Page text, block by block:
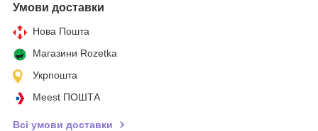
Умови доставки
Нова Пошта
Магазини Rozetka
Укрпошта
Meest ПОШТА
Всі умови доставки